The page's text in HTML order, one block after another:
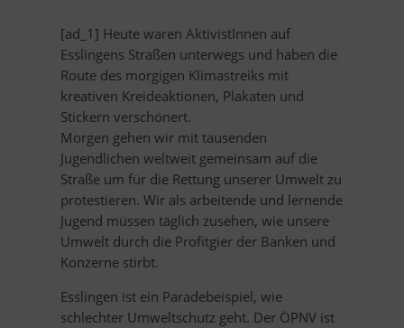
[ad_1] Heute waren AktivistInnen auf
Esslingens Straßen unterwegs und haben die
Route des morgigen Klimastreiks mit
kreativen Kreideaktionen, Plakaten und
Stickern verschönert.
Morgen gehen wir mit tausenden
Jugendlichen weltweit gemeinsam auf die
Straße um für die Rettung unserer Umwelt zu
protestieren. Wir als arbeitende und lernende
Jugend müssen täglich zusehen, wie unsere
Umwelt durch die Profitgier der Banken und
Konzerne stirbt.
Esslingen ist ein Paradebeispiel, wie
schlechter Umweltschutz geht. Der ÖPNV ist